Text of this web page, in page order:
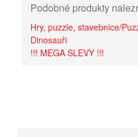
Podobné produkty
Hry, puzzle, stavebnice/
Dinosauři
!!! MEGA SLEVY !!!